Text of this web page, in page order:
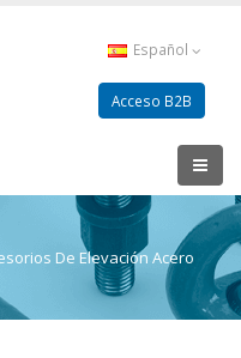
Español
Acceso B2B
De Elevación Acero